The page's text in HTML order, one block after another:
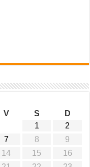
V S
D
1
2
7 8
9
14 15
16